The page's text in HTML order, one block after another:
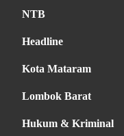
NTB
Headline
Kota Mataram
Lombok Barat
Hukum & Kriminal